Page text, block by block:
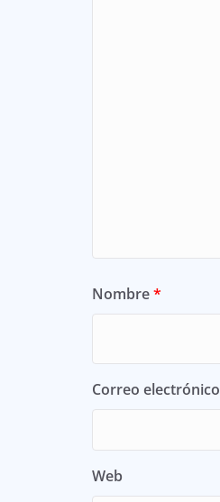
Nombre*
Correo electrónico
Web